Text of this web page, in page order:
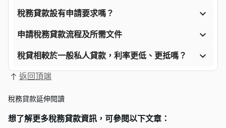
稅務貸款設有申請要求嗎？ 
申請稅務貸款流程及所需文件 
稅貸相較於一般私人貸款，利率更低、更抵嗎？ 
返回頂端
稅務貸款延伸閱讀
想了解更多稅務貸款資訊，可參閱以下文章：